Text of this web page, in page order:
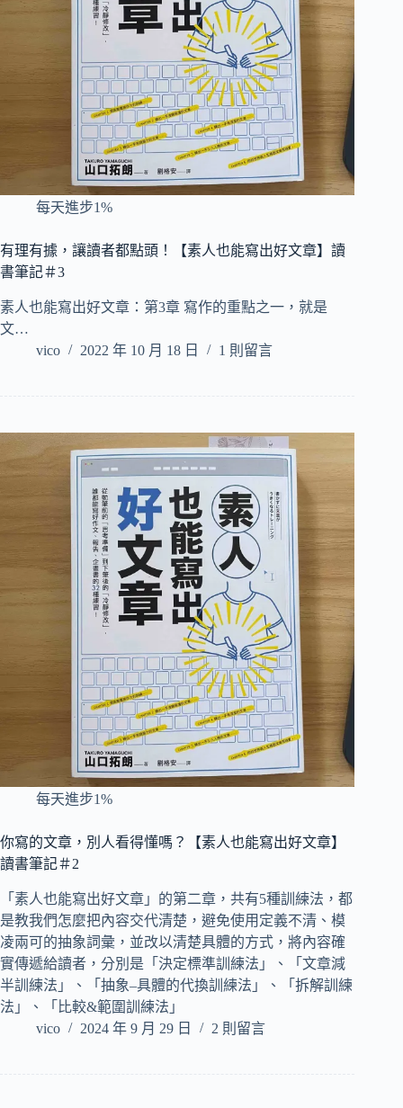
每天進步1%
有理有據，讓讀者都點頭！【素人也能寫出好文章】讀
書筆記＃3
素人也能寫出好文章：第3章 寫作的重點之一，就是
文…
vico
2022 年 10 月 18 日 1 則留言
每天進步1%
你寫的文章，別人看得懂嗎？【素人也能寫出好文章】
讀書筆記＃2
「素人也能寫出好文章」的第二章，共有5種訓練法，都
是教我們怎麼把內容交代清楚，避免使用定義不清、模
凌兩可的抽象詞彙，並改以清楚具體的方式，將內容確
實傳遞給讀者，分別是「決定標準訓練法」、「文章減
半訓練法」、「抽象–具體的代換訓練法」、「拆解訓練
法」、「比較&範圍訓練法」
vico
2024 年 9 月 29 日 2 則留言